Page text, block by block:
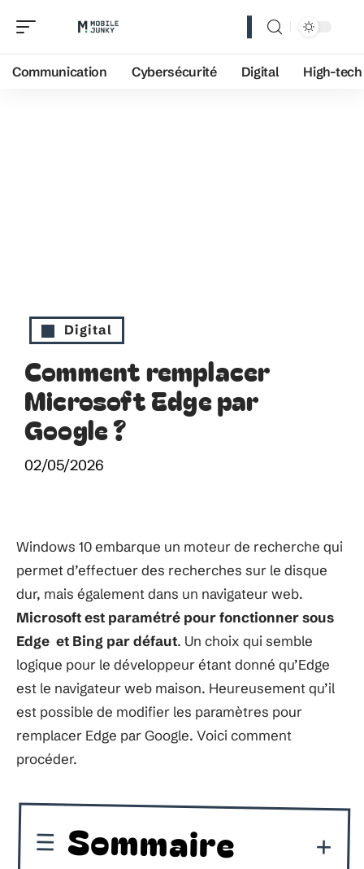
Communication Cybersécurité Digital High-tech
Digital
Comment remplacer
Microsoft Edge par
Google ?
02/05/2026
Windows 10 embarque un moteur de recherche qui
permet d’effectuer des recherches sur le disque
dur, mais également dans un navigateur web.
Microsoft est paramétré pour fonctionner sous
Edge et Bing par défaut. Un choix qui semble
logique pour le développeur étant donné qu’Edge
est le navigateur web maison. Heureusement qu’il
est possible de modifier les paramètres pour
remplacer Edge par Google. Voici comment
procéder.
Sommaire